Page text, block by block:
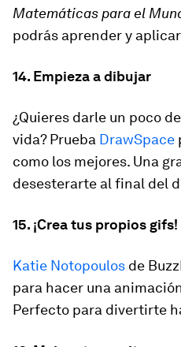
Matemáticas para el
podrás aprender y
14. Empieza a dibujar
¿Quieres darle un poco
vida? Prueba DrawSpace
como los mejores. Una
desesterarte al final del
15. ¡Crea tus propios gifs!
Katie Notopoulos de
para hacer una
Perfecto para divertirte